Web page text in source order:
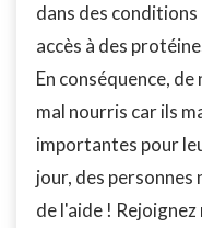
dans des
accès à des
En conséquence,
mal nourris car ils
importantes pour
jour, des
de l'aide !